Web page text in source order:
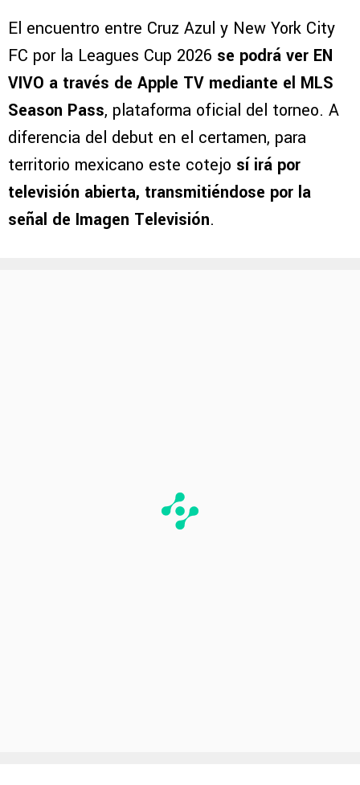
El encuentro entre Cruz Azul y New York City
FC por la Leagues Cup 2026 se podrá ver EN
VIVO a través de Apple TV mediante el MLS
Season Pass, plataforma oficial del torneo. A
diferencia del debut en el certamen, para
territorio mexicano este cotejo sí irá por
televisión abierta, transmitiéndose por la
señal de Imagen Televisión.